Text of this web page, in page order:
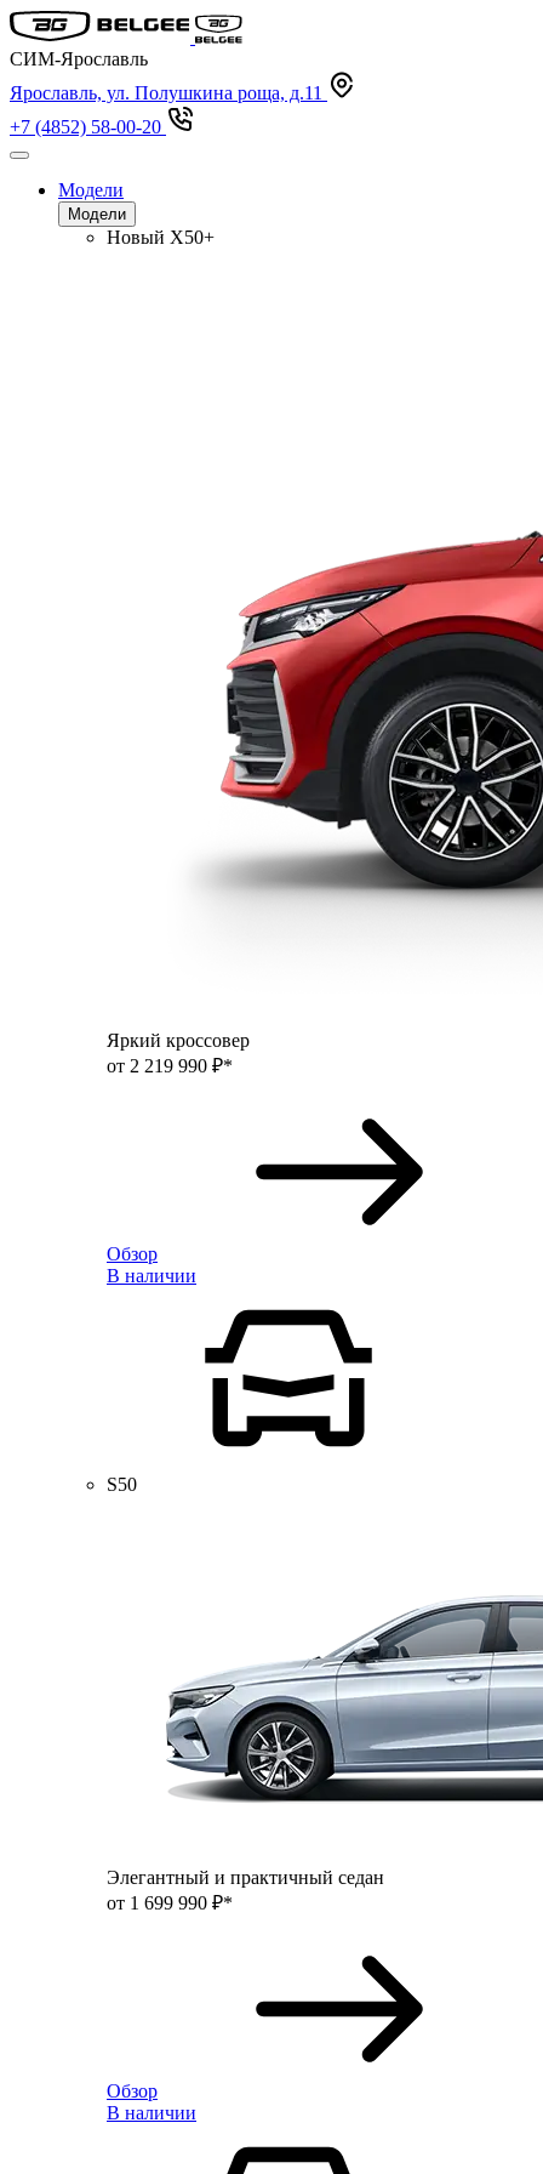
СИМ-Ярославль
Ярославль, ул. Полушкина роща, д.11
+7 (4852) 58-00-20
Модели
Модели
Новый X50+
Яркий кроссовер
от 2 219 990 ₽*
Обзор
В наличии
S50
Элегантный и практичный седан
от 1 699 990 ₽*
Обзор
В наличии